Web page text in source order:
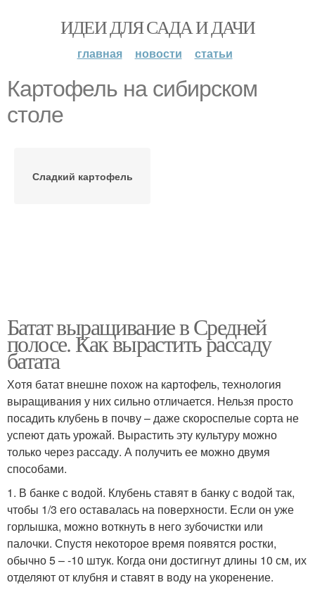
ИДЕИ ДЛЯ САДА И ДАЧИ
главная новости статьи
Картофель на сибирском
столе
Сладкий картофель
Батат выращивание в Средней
полосе. Как вырастить рассаду
батата
Хотя батат внешне похож на картофель, технология
выращивания у них сильно отличается. Нельзя просто
посадить клубень в почву – даже скороспелые сорта не
успеют дать урожай. Вырастить эту культуру можно
только через рассаду. А получить ее можно двумя
способами.
1. В банке с водой. Клубень ставят в банку с водой так,
чтобы 1/3 его оставалась на поверхности. Если он уже
горлышка, можно воткнуть в него зубочистки или
палочки. Спустя некоторое время появятся ростки,
обычно 5 – -10 штук. Когда они достигнут длины 10 см, их
отделяют от клубня и ставят в воду на укоренение.